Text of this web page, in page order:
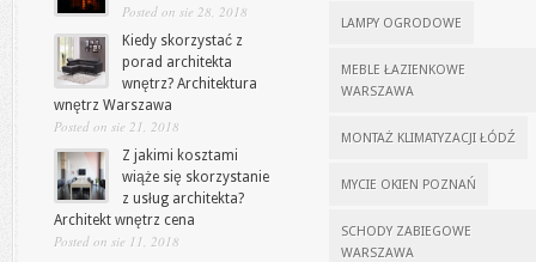
Posted on sie 28, 2018
Kiedy skorzystać z
porad architekta
wnętrz? Architektura
wnętrz Warszawa
Posted on sie 21, 2018
Z jakimi kosztami
wiąże się skorzystanie
z usług architekta?
Architekt wnętrz cena
Posted on sie 11, 2018
LAMPY OGRODOWE
MEBLE ŁAZIENKOWE
WARSZAWA
MONTAŻ KLIMATYZACJI ŁÓDŹ
MYCIE OKIEN POZNAŃ
SCHODY ZABIEGOWE
WARSZAWA